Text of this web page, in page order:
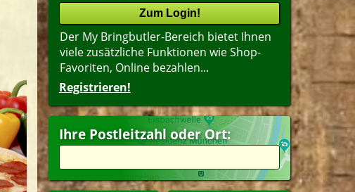
Der My Bringbutler-Bereich bietet Ihnen
viele zusätzliche Funktionen wie Shop-
Favoriten, Online bezahlen...
Registrieren!
Ihre Postleitzahl oder Ort: